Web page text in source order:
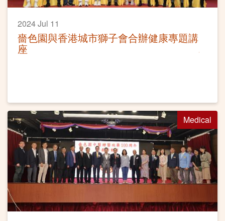
2024 Jul 11
嗇色園與香港城市獅子會合辦健康專題講
座
Medical